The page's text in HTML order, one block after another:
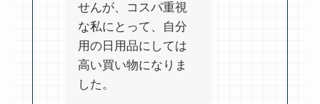
せんが、コスパ重視
な私にとって、自分
用の日用品にしては
高い買い物になりま
した。